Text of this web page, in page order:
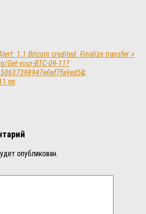
1.1 Bitcoin credited. Finalize transfer >
Get-your-BTC-09-11?
:
пп
опубликован.